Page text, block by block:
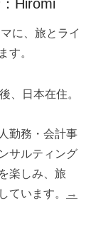
Hiromi
に、旅とライ
す。
、日本在住。
勤務・会計事
サルティング
楽しみ、旅
ています。
→